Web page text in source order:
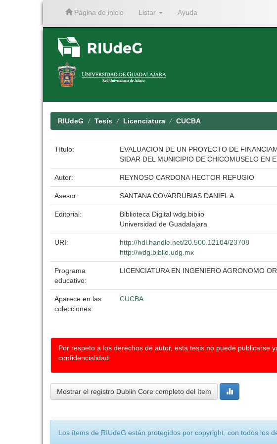
Página de inicio Listar Ayuda
RIUdeG Tesis Licenciatura CUCBA
Título:
EVALUACION DE UN PROYECTO DE
SIDAR DEL MUNICIPIO DE CHICOMUSELO EN
Autor: REYNOSO CARDONA HECTOR REFUGIO
Asesor: SANTANA COVARRUBIAS DANIEL A.
Editorial:
Biblioteca Digital wdg.biblio
Universidad de Guadalajara
URI:
http://hdl.handle.net/20.500.12104/23708
http://wdg.biblio.udg.mx
Programa
educativo:
LICENCIATURA EN INGENIERO AGRONOMO
Aparece en las
colecciones:
CUCBA
Por respeto a los derechos de autor, esta tesis no puede
confidencialidad
Mostrar el registro Dublin Core completo del ítem
Los ítems de RIUdeG están protegidos por copyright, con todos los